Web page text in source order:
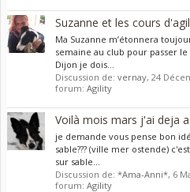
Suzanne et les cours
Ma Suzanne m’étonnera
semaine au club pour passer
Dijon je dois...
Discussion de: vernay, 24
forum: Agility
Voilà mois mars j'ai deja
je demande vous pense bon
sable??? (ville mer ostende)
sur sable...
Discussion de: *Ama-Anni*, 6
forum: Agility